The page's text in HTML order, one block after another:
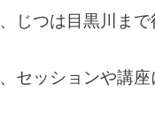
じつは目黒川ま
セッションや講座